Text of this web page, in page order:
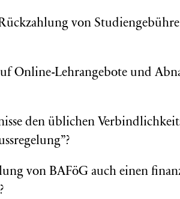
von
Online-Lehrangebote und
den üblichen
von BAFöG auch einen